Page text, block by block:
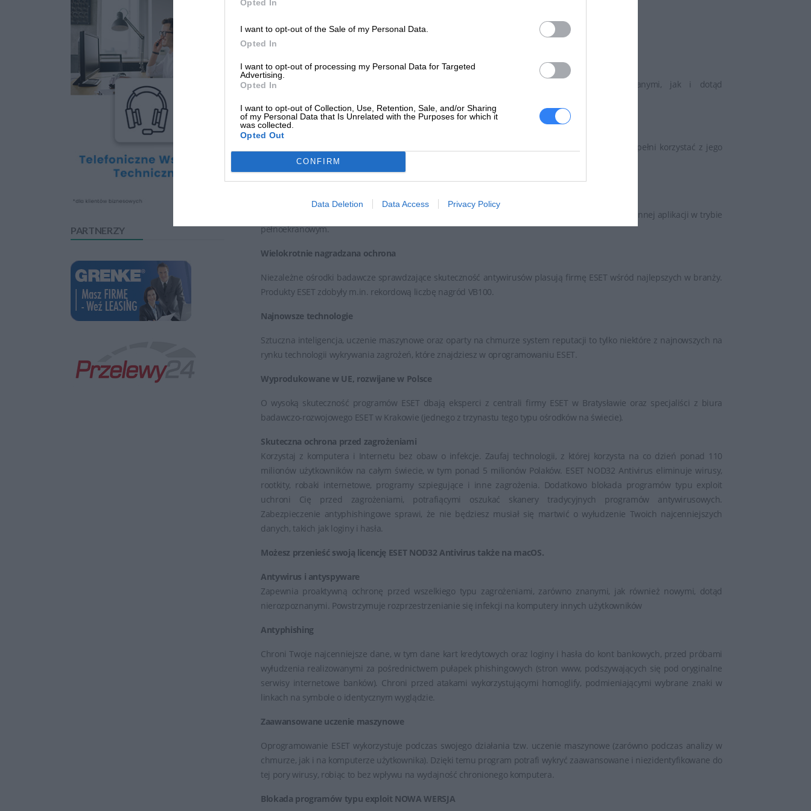
Opted In
I want to opt-out of the Sale of my Personal Data.
Opted In
I want to opt-out of processing my Personal Data for Targeted
Advertising.
Opted In
I want to opt-out of Collection, Use, Retention, Sale, and/or Sharing
of my Personal Data that Is Unrelated with the Purposes for which it
was collected.
Opted Out
CONFIRM
Data Deletion Data Access Privacy Policy
PARTNERZY
Szybka i niezawodna ochrona dla graczy oraz użytkowników domowych. Zainstaluj i zapomnij.
Program chroni przed różnymi typami zagrożeń online i offline, zarówno tymi znanymi, jak i dotąd
Niezmieniona wydajność komputera
Program ESET działa niezauważalnie dla Ciebie i Twojego komputera, dzięki czemu możesz w pełni korzystać z jego
możliwości grając, pracując czy przeglądając Internet.
Program blokuje wyskakujące okna i monity systemowe, gdy grasz, oglądasz film lub korzystasz z innej aplikacji w trybie
pełnoekranowym.
Wielokrotnie nagradzana ochrona
Niezależne ośrodki badawcze sprawdzające skuteczność antywirusów plasują firmę ESET wśród najlepszych w branży.
Produkty ESET zdobyły m.in. rekordową liczbę nagród VB100.
Najnowsze technologie
Sztuczna inteligencja, uczenie maszynowe oraz oparty na chmurze system reputacji to tylko niektóre z najnowszych na
rynku technologii wykrywania zagrożeń, które znajdziesz w oprogramowaniu ESET.
Wyprodukowane w UE, rozwijane w Polsce
O wysoką skuteczność programów ESET dbają eksperci z centrali firmy ESET w Bratysławie oraz specjaliści z biura
badawczo-rozwojowego ESET w Krakowie (jednego z trzynastu tego typu ośrodków na świecie).
Skuteczna ochrona przed zagrożeniami
Korzystaj z komputera i Internetu bez obaw o infekcje. Zaufaj technologii, z której korzysta na co dzień ponad 110
milionów użytkowników na całym świecie, w tym ponad 5 milionów Polaków. ESET NOD32 Antivirus eliminuje wirusy,
rootkity, robaki internetowe, programy szpiegujące i inne zagrożenia. Dodatkowo blokada programów typu exploit
uchroni Cię przed zagrożeniami, potrafiącymi oszukać skanery tradycyjnych programów antywirusowych.
Zabezpieczenie antyphishingowe sprawi, że nie będziesz musiał się martwić o wyłudzenie Twoich najcenniejszych
danych, takich jak loginy i hasła.
Możesz przenieść swoją licencję ESET NOD32 Antivirus także na macOS.
Antywirus i antyspyware
Zapewnia proaktywną ochronę przed wszelkiego typu zagrożeniami, zarówno znanymi, jak również nowymi, dotąd
nierozpoznanymi. Powstrzymuje rozprzestrzenianie się infekcji na komputery innych użytkowników
Antyphishing
Chroni Twoje najcenniejsze dane, w tym dane kart kredytowych oraz loginy i hasła do kont bankowych, przed próbami
wyłudzenia realizowanymi za pośrednictwem pułapek phishingowych (stron www, podszywających się pod oryginalne
serwisy internetowe banków). Chroni przed atakami wykorzystującymi homoglify, podmieniającymi wybrane znaki w
linkach na symbole o identycznym wyglądzie.
Zaawansowane uczenie maszynowe
Oprogramowanie ESET wykorzystuje podczas swojego działania tzw. uczenie maszynowe (zarówno podczas analizy w
chmurze, jak i na komputerze użytkownika). Dzięki temu program potrafi wykryć zaawansowane i niezidentyfikowane do
tej pory wirusy, robiąc to bez wpływu na wydajność chronionego komputera.
Blokada programów typu exploit NOWA WERSJA